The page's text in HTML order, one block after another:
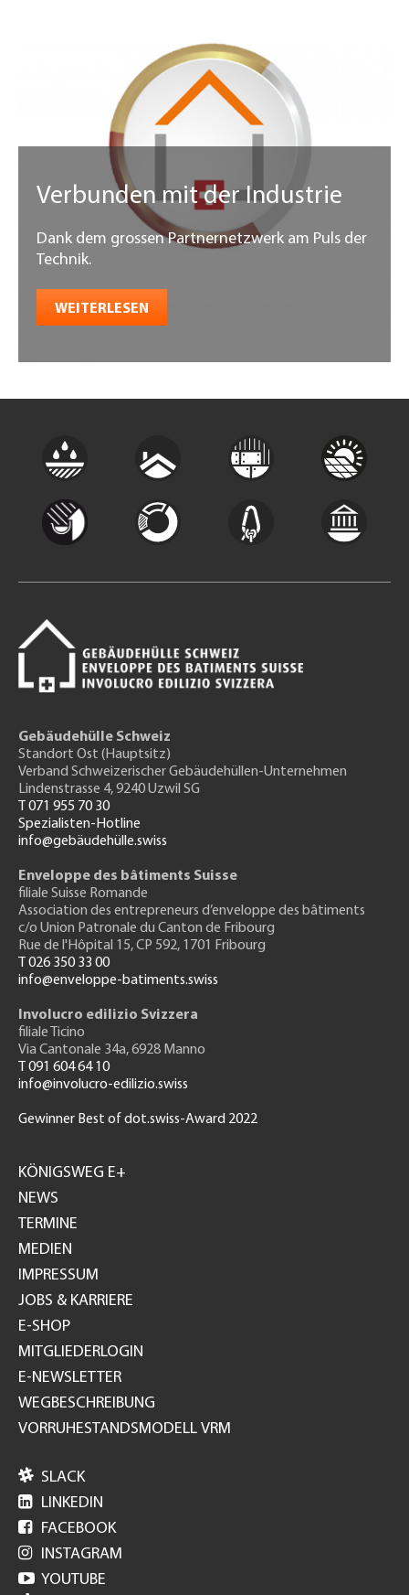
Verbunden mit der Industrie
Dank dem grossen Partnernetzwerk am Puls der
Technik.
WEITERLESEN
Gebäudehülle Schweiz
Standort Ost (Hauptsitz)
Verband Schweizerischer Gebäudehüllen-Unternehmen
Lindenstrasse 4, 9240 Uzwil SG
T 071 955 70 30
Spezialisten-Hotline
info@gebäudehülle.swiss
Enveloppe des bâtiments Suisse
filiale Suisse Romande
Association des entrepreneurs d’enveloppe des bâtiments
c/o Union Patronale du Canton de Fribourg
Rue de l'Hôpital 15, CP 592, 1701 Fribourg
T 026 350 33 00
info@enveloppe-batiments.swiss
Involucro edilizio Svizzera
filiale Ticino
Via Cantonale 34a, 6928 Manno
T 091 604 64 10
info@involucro-edilizio.swiss
Gewinner Best of dot.swiss-Award 2022
GH
KÖNIGSWEG E+
NEWS
TERMINE
MEDIEN
IMPRESSUM
JOBS & KARRIERE
E-SHOP
MITGLIEDERLOGIN
E-NEWSLETTER
WEGBESCHREIBUNG
VORRUHESTANDSMODELL VRM
 SLACK
 LINKEDIN
 FACEBOOK
 INSTAGRAM
 YOUTUBE